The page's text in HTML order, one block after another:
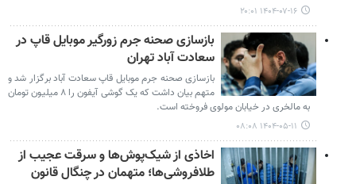
۱۴۰۴-۰۷-۱۶ ۲۰:۰۱
بازسازی صحنه جرم زورگیر موبایل قاپ در
سعادت آباد تهران
بازسازی صحنه جرم موبایل قاپ سعادت آباد برگزار شد و
متهم بیان داشت که یک گوشی آیفون را ۸ میلیون تومان
به مالخری در خیابان مولوی فروخته است.
۱۴۰۴-۰۵-۱۱ ۰۸:۰۸
اخاذی از شیک‌پوش‌ها و سرقت عجیب از
طلافروشی‌ها؛ متهمان در چنگال قانون